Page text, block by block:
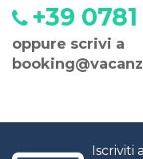
+39
oppure scrivi a
Iscriviti